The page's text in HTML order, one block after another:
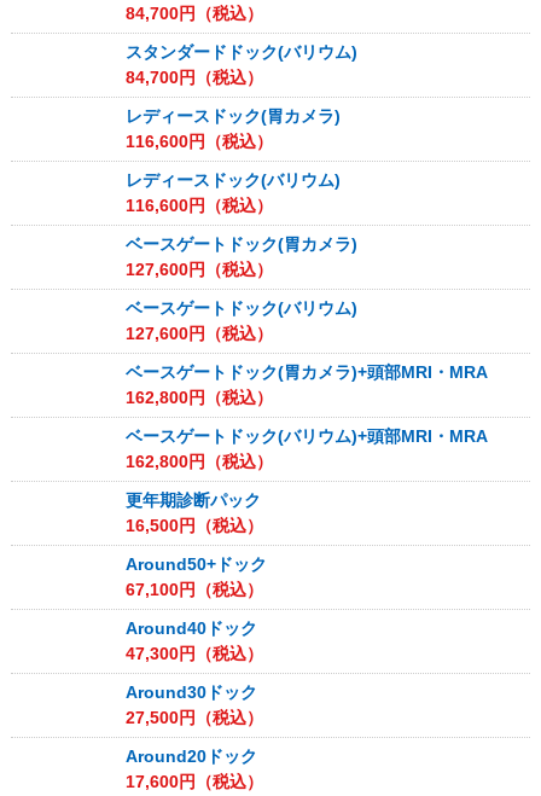
84,700円（税込）
スタンダードドック(バリウム)
84,700円（税込）
レディースドック(胃カメラ)
116,600円（税込）
レディースドック(バリウム)
116,600円（税込）
ベースゲートドック(胃カメラ)
127,600円（税込）
ベースゲートドック(バリウム)
127,600円（税込）
ベースゲートドック(胃カメラ)+頭部MRI・MRA
162,800円（税込）
ベースゲートドック(バリウム)+頭部MRI・MRA
162,800円（税込）
更年期診断パック
16,500円（税込）
Around50+ドック
67,100円（税込）
Around40ドック
47,300円（税込）
Around30ドック
27,500円（税込）
Around20ドック
17,600円（税込）